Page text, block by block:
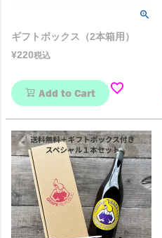
ギフトボックス（2本箱用）
¥220税込
Add to Cart